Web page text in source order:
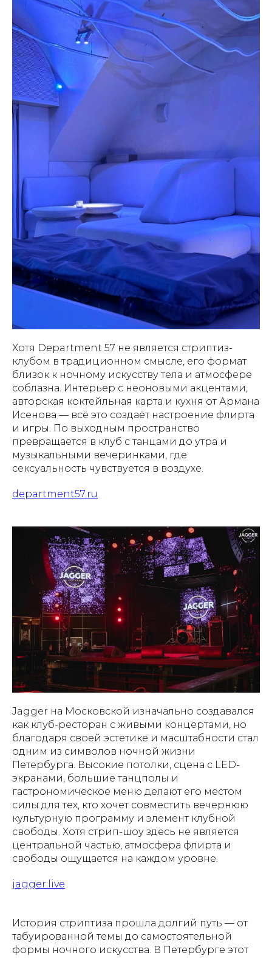
Хотя Department 57 не является стриптиз-
клубом в традиционном смысле, его формат
близок к ночному искусству тела и атмосфере
соблазна. Интерьер с неоновыми акцентами,
авторская коктейльная карта и кухня от Армана
Исенова — всё это создаёт настроение флирта
и игры. По выходным пространство
превращается в клуб с танцами до утра и
музыкальными вечеринками, где
сексуальность чувствуется в воздухе.
department57.ru
Jagger на Московской изначально создавался
как клуб-ресторан с живыми концертами, но
благодаря своей эстетике и масштабности стал
одним из символов ночной жизни
Петербурга. Высокие потолки, сцена с LED-
экранами, большие танцполы и
гастрономическое меню делают его местом
силы для тех, кто хочет совместить вечернюю
культурную программу и элемент клубной
свободы. Хотя стрип-шоу здесь не является
центральной частью, атмосфера флирта и
свободы ощущается на каждом уровне.
jagger.live
История стриптиза прошла долгий путь — от
табуированной темы до самостоятельной
формы ночного искусства. В Петербурге этот